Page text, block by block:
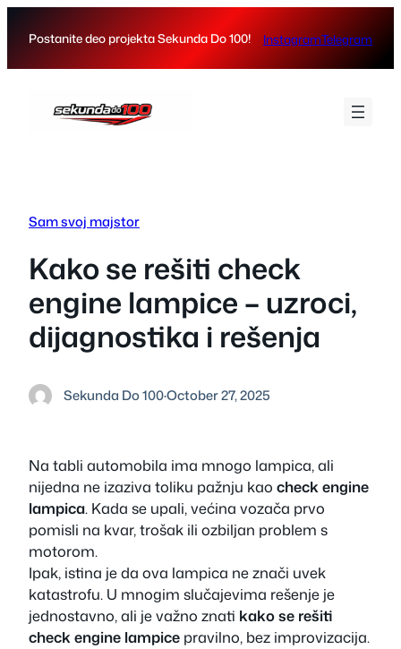
Postanite deo projekta Sekunda Do 100! InstagramTelegram
Sam svoj majstor
Kako se rešiti check
engine lampice – uzroci,
dijagnostika i rešenja
Sekunda Do 100·October 27, 2025
Na tabli automobila ima mnogo lampica, ali
nijedna ne izaziva toliku pažnju kao check engine
lampica. Kada se upali, većina vozača prvo
pomisli na kvar, trošak ili ozbiljan problem s
motorom.
Ipak, istina je da ova lampica ne znači uvek
katastrofu. U mnogim slučajevima rešenje je
jednostavno, ali je važno znati kako se rešiti
check engine lampice pravilno, bez improvizacija.